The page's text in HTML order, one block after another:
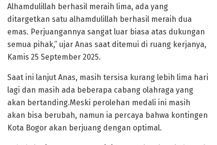
Alhamdulillah berhasil meraih lima, ada yang
ditargetkan satu alhamdulillah berhasil meraih dua
emas. Perjuangannya sangat luar biasa atas dukungan
semua pihak,” ujar Anas saat ditemui di ruang kerjanya,
Kamis 25 September 2025.
Saat ini lanjut Anas, masih tersisa kurang lebih lima hari
lagi dan masih ada beberapa cabang olahraga yang
akan bertanding.Meski perolehan medali ini masih
akan bisa berubah, namun ia percaya bahwa kontingen
Kota Bogor akan berjuang dengan optimal.